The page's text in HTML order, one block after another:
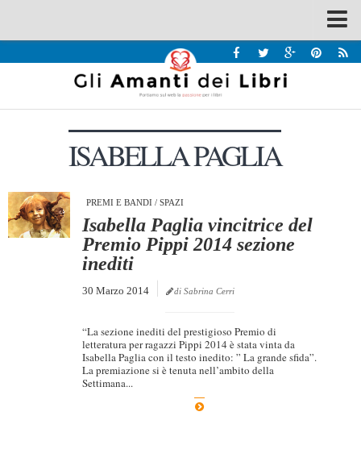
Recensioni
Interviste & Incontri
Chi siamo
Contatti
Dicono di Noi
ISABELLA PAGLIA
PREMI E BANDI / SPAZI
Isabella Paglia vincitrice del
Premio Pippi 2014 sezione
inediti
30 Marzo 2014 di Sabrina Cerri
“La sezione inediti del prestigioso Premio di
letteratura per ragazzi Pippi 2014 è stata vinta da
Isabella Paglia con il testo inedito: ” La grande sfida”.
La premiazione si è tenuta nell’ambito della
Settimana...